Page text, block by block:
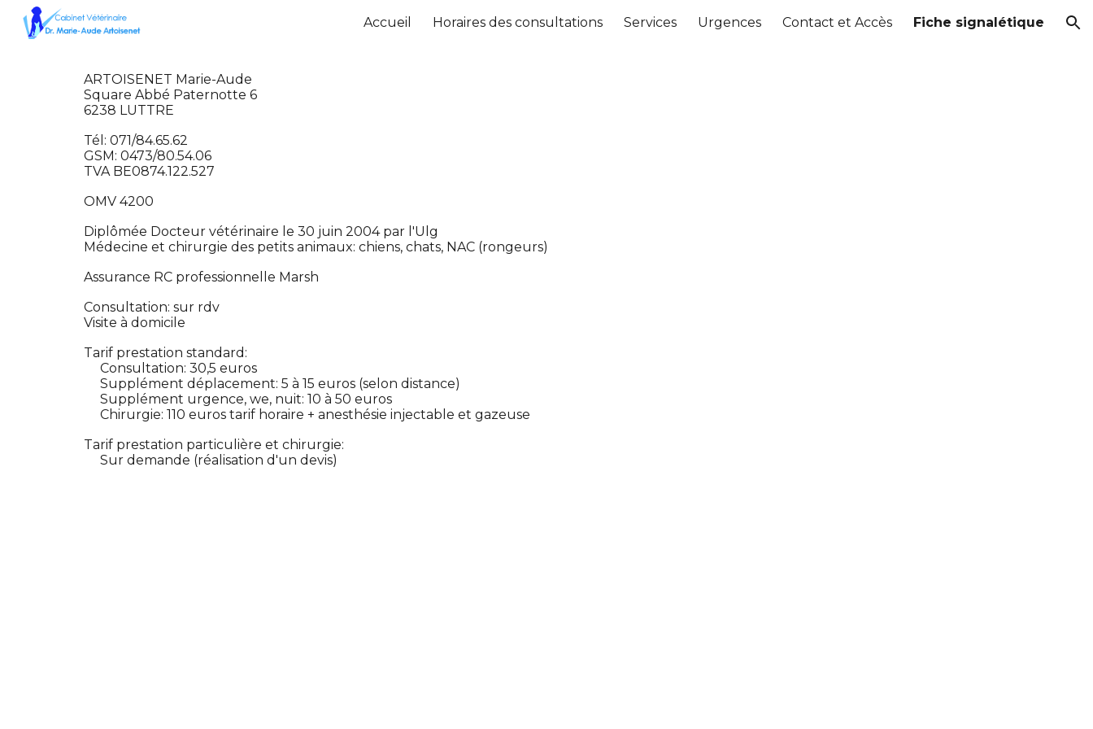
Skip to main content Skip to navigation
Accueil Horaires des consultations Services Urgences Contact et Accès Fiche signalétique
ARTOISENET Marie-Aude
Square Abbé Paternotte 6
6238 LUTTRE
Tél: 071/84.65.62
GSM: 0473/80.54.06
TVA BE0874.122.527
OMV 4200
Diplômée Docteur vétérinaire le 30 juin 2004 par l'Ulg
Médecine et chirurgie des petits animaux: chiens, chats, NAC (rongeurs)
Assurance RC professionnelle Marsh
Consultation: sur rdv
Visite à domicile
Tarif prestation standard:
Consultation: 30,5 euros
Supplément déplacement: 5 à 15 euros (selon distance)
Supplément urgence, we, nuit: 10 à 50 euros
Chirurgie: 110 euros tarif horaire + anesthésie injectable et gazeuse
Tarif prestation particulière et chirurgie:
Sur demande (réalisation d'un devis)